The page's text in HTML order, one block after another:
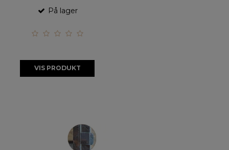
På lager
VIS PRODUKT